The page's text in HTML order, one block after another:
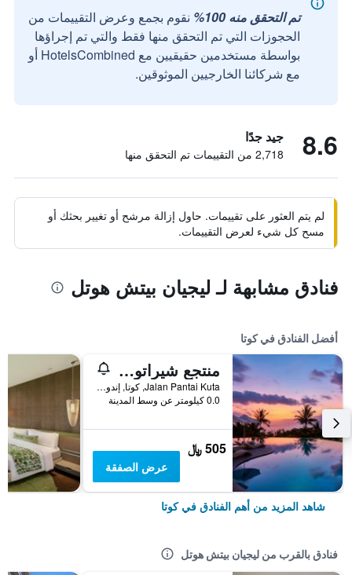
تم التحقق منه 100%
نقوم بجمع وعرض التقييمات من
الحجوزات التي تم التحقق منها فقط والتي تم إجراؤها
بواسطة مستخدمين حقيقيين مع HotelsCombined أو
مع شركائنا الخارجيين الموثوقين.
8.6 جيد جدًا
2,718 من التقييمات تم التحقق منها
لم يتم العثور على تقييمات. حاول إزالة مرشح أو تغيير بحثك أو
مسح كل شيء لعرض التقييمات.
فنادق مشابهة لـ ليجيان بيتش هوتل
أفضل الفنادق في كوتا
منتجع شيراتون بالي كوتا
Jalan Pantai Kuta, كوتا, إندونيسيا
0.0 كيلومتر عن وسط المدينة
505 ﷼
عرض الصفقة
شاهد المزيد من أهم الفنادق في كوتا
فنادق بالقرب من ليجيان بيتش هوتل